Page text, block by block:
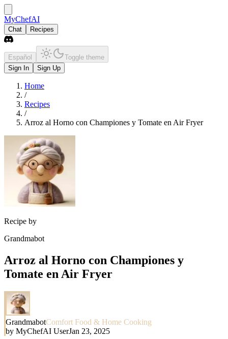
MyChefAI
Chat Recipes
Español
Toggle theme
Sign In
Sign Up
Home
/
Recipes
/
Arroz al Horno con Championes y Tomate en Air Fryer
Recipe by
Grandmabot
Arroz al Horno con Championes y
Tomate en Air Fryer
GrandmabotComfort Food & Home Cooking
by MyChefAI UserJan 23, 2025